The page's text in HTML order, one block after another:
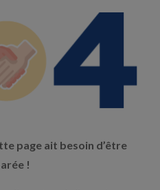
page ait besoin d’être
!